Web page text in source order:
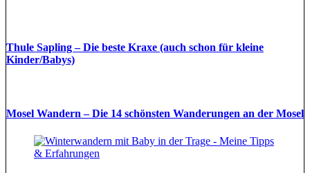
Thule Sapling – Die beste Kraxe (auch schon für kleine
Kinder/Babys)
Mosel Wandern – Die 14 schönsten Wanderungen an der Mosel